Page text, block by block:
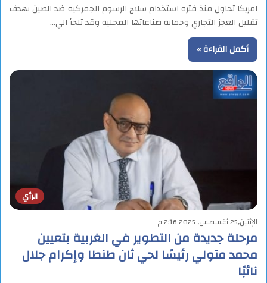
امريكا تحاول منذ فتره استخدام سلاح الرسوم الجمركيه ضد الصين بهدف
تقليل العجز التجاري وحمايه صناعاتها المحليه وقد تلجأ الي…
أكمل القراءة »
الرأي
الإثنين,25 أغسطس, 2025 2:16 م
مرحلة جديدة من التطوير في الغربية بتعيين
محمد متولي رئيسًا لحي ثان طنطا وإكرام جلال
نائبًا